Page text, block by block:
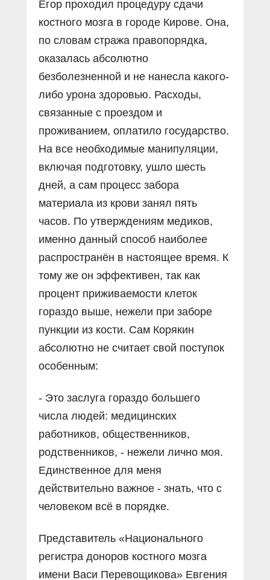
Егор проходил процедуру сдачи
костного мозга в городе Кирове. Она,
по словам стража правопорядка,
оказалась абсолютно
безболезненной и не нанесла какого-
либо урона здоровью. Расходы,
связанные с проездом и
проживанием, оплатило государство.
На все необходимые манипуляции,
включая подготовку, ушло шесть
дней, а сам процесс забора
материала из крови занял пять
часов. По утверждениям медиков,
именно данный способ наиболее
распространён в настоящее время. К
тому же он эффективен, так как
процент приживаемости клеток
гораздо выше, нежели при заборе
пункции из кости. Сам Корякин
абсолютно не считает свой поступок
особенным:
- Это заслуга гораздо большего
числа людей: медицинских
работников, общественников,
родственников, - нежели лично моя.
Единственное для меня
действительно важное - знать, что с
человеком всё в порядке.
Представитель «Национального
регистра доноров костного мозга
имени Васи Перевощикова» Евгения